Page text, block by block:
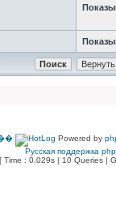
Powered by
Русская поддержка
[ Time : 0.029s | 10 Queries |